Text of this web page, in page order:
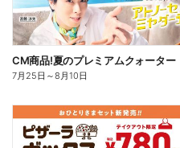
CM商品!夏のプレミアムクォーター
7月25日 ～8月10日